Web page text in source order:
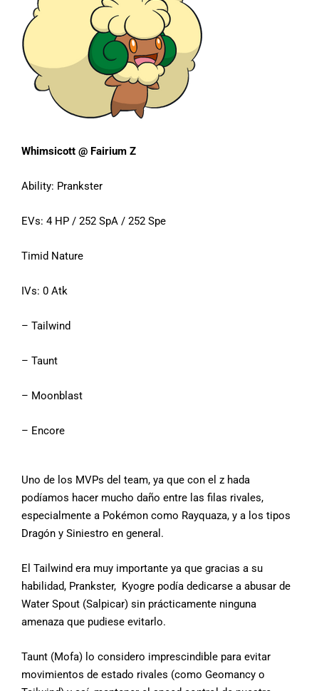
Whimsicott @ Fairium Z
Ability: Prankster
EVs: 4 HP / 252 SpA / 252 Spe
Timid Nature
IVs: 0 Atk
– Tailwind
– Taunt
– Moonblast
– Encore
Uno de los MVPs del team, ya que con el z hada
podíamos hacer mucho daño entre las filas rivales,
especialmente a Pokémon como Rayquaza, y a los tipos
Dragón y Siniestro en general.
El Tailwind era muy importante ya que gracias a su
habilidad, Prankster, Kyogre podía dedicarse a abusar de
Water Spout (Salpicar) sin prácticamente ninguna
amenaza que pudiese evitarlo.
Taunt (Mofa) lo considero imprescindible para evitar
movimientos de estado rivales (como Geomancy o